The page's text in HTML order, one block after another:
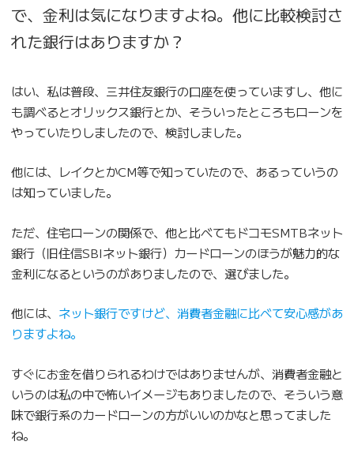
で、金利は気になりますよね。他に比較検討さ
れた銀行はありますか？
はい、私は普段、三井住友銀行の口座を使っていますし、他に
も調べるとオリックス銀行とか、そういったところもローンを
やっていたりしましたので、検討しました。
他には、レイクとかCM等で知っていたので、あるっていうの
は知っていました。
ただ、住宅ローンの関係で、他と比べてもドコモSMTBネット
銀行（旧住信SBIネット銀行）カードローンのほうが魅力的な
金利になるというのがありましたので、選びました。
他には、 ネット銀行ですけど、消費者金融に比べて安心感があ
りますよね。
すぐにお金を借りられるわけではありませんが、消費者金融と
いうのは私の中で怖いイメージもありましたので、そういう意
味で銀行系のカードローンの方がいいのかなと思ってました
ね。